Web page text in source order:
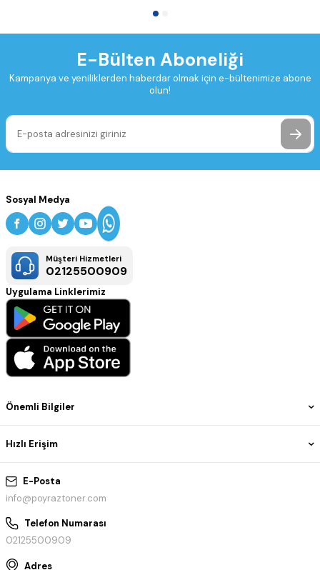
E-Bülten Aboneliği
Kampanya ve yeniliklerden haberdar olmak için e-bültenimize abone
olun!
E-Posta
info@poyraztoner.com
Telefon Numarası
02125500909
Adres
Önemli Bilgiler
Hızlı Erişim
Sosyal Medya
Müşteri Hizmetleri
02125500909
Uygulama Linklerimiz